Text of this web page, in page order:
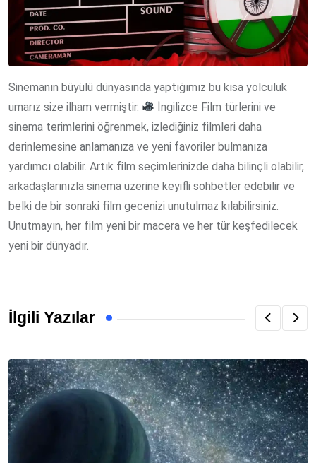
Sinemanın büyülü dünyasında yaptığımız bu kısa yolculuk
umarız size ilham vermiştir.
İngilizce Film türlerini ve
sinema terimlerini öğrenmek, izlediğiniz filmleri daha
derinlemesine anlamanıza ve yeni favoriler bulmanıza
yardımcı olabilir. Artık film seçimlerinizde daha bilinçli olabilir,
arkadaşlarınızla sinema üzerine keyifli sohbetler edebilir ve
belki de bir sonraki film gecenizi unutulmaz kılabilirsiniz.
Unutmayın, her film yeni bir macera ve her tür keşfedilecek
yeni bir dünyadır.
İlgili Yazılar